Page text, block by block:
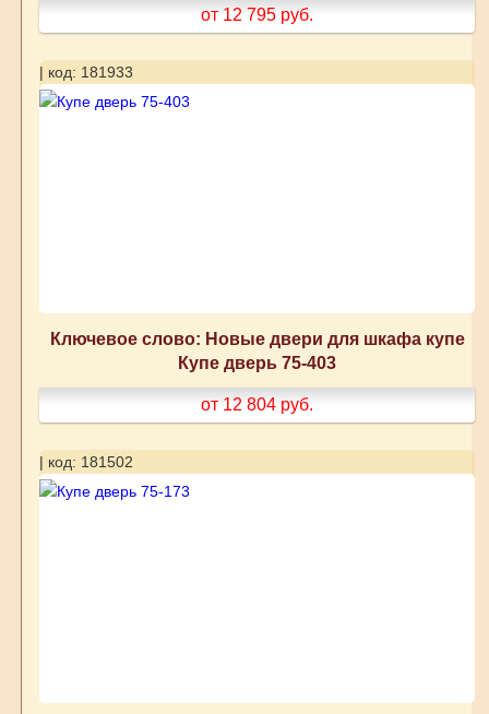
от 12 795 руб.
| код: 181933
Ключевое слово: Новые двери для шкафа купе
Купе дверь 75-403
от 12 804 руб.
| код: 181502